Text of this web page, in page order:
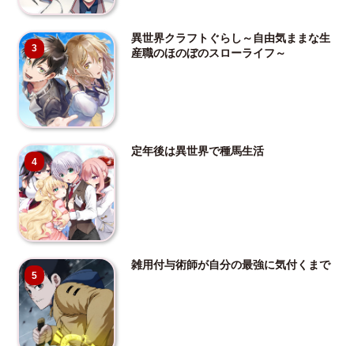
3
異世界クラフトぐらし～自由気ままな生
産職のほのぼのスローライフ～
4
定年後は異世界で種馬生活
5
雑用付与術師が自分の最強に気付くまで